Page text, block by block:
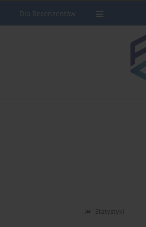
Dla Recenzentów
Statystyki